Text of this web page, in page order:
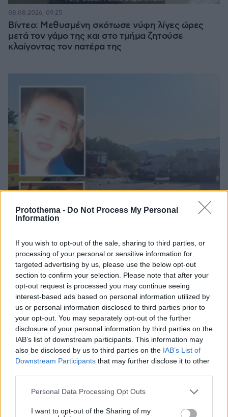
Protothema - Do Not Process My Personal
Information
If you wish to opt-out of the sale, sharing to third parties, or
processing of your personal or sensitive information for
targeted advertising by us, please use the below opt-out
section to confirm your selection. Please note that after your
opt-out request is processed you may continue seeing
interest-based ads based on personal information utilized by
us or personal information disclosed to third parties prior to
your opt-out. You may separately opt-out of the further
disclosure of your personal information by third parties on the
IAB’s list of downstream participants. This information may
also be disclosed by us to third parties on the IAB’s List of
Downstream Participants that may further disclose it to other
Please note that this website/app uses one or more Google
not limited to your visit or usage behaviour. You may click to
Personal Data Processing Opt Outs
I want to opt-out of the Sharing of my
Βίντεο: Μεθυσμένη σκότωσε νύφη λίγες ώρες
μετά τον γάμο της και στο τμήμα ζητούσε
κλαίγοντας τον πατέρα της
08.08.2026, 09:25
Καρέ-καρέ η ανάλυση του τροχαίου στις Σέρρες
με νεκρούς μητέρα και γιο: Τι λέει
πραγματογνώμονας στο protothema
08.08.2026, 08:36
«Πόσα θέλεις για το κορίτσι;»:
να ασελγήσει σε ανήλικη, τι
καταγγέλλει ο ιδιοκτήτης επιχείρησης